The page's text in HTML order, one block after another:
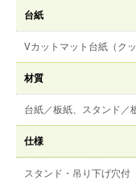
台紙
Vカットマット台紙（ク
材質
台紙／板紙、スタンド
仕様
スタンド・吊り下げ穴